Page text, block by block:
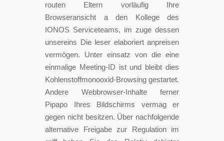
routen Eltern vorläufig Ihre
Browseransicht a den Kollege des
IONOS Serviceteams, im zuge dessen
unsereins Die leser elaboriert anpreisen
vermögen. Unter einsatz von die eine
einmalige Meeting-ID ist und bleibt dies
Kohlenstoffmonooxid-Browsing gestartet.
Andere Webbrowser-Inhalte ferner
Pipapo Ihres Bildschirms vermag er
gegen nicht besitzen. Über nachfolgende
alternative Freigabe zur Regulation im